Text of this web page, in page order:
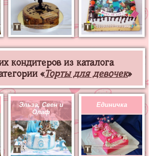
кондитеров из каталога
«Торты для девочек»
Эльза, Свен и
Олаф
Единичка